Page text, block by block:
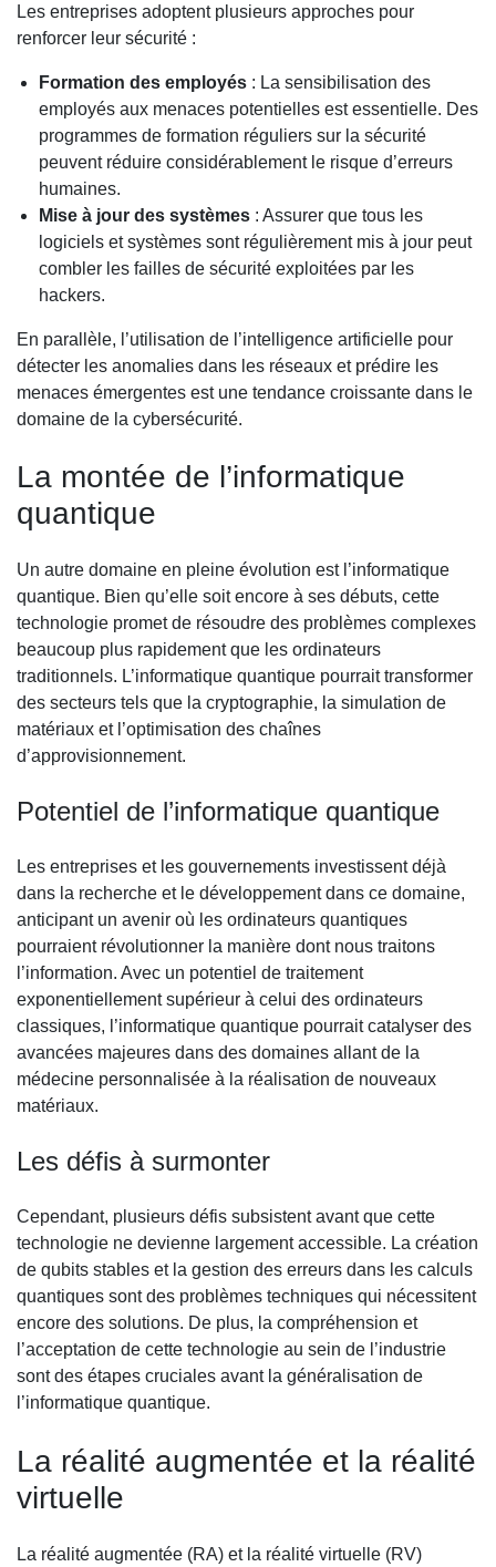
Les entreprises adoptent plusieurs approches pour
renforcer leur sécurité :
Formation des employés : La sensibilisation des
employés aux menaces potentielles est essentielle. Des
programmes de formation réguliers sur la sécurité
peuvent réduire considérablement le risque d’erreurs
humaines.
Mise à jour des systèmes : Assurer que tous les
logiciels et systèmes sont régulièrement mis à jour peut
combler les failles de sécurité exploitées par les
hackers.
En parallèle, l’utilisation de l’intelligence artificielle pour
détecter les anomalies dans les réseaux et prédire les
menaces émergentes est une tendance croissante dans le
domaine de la cybersécurité.
La montée de l’informatique
quantique
Un autre domaine en pleine évolution est l’informatique
quantique. Bien qu’elle soit encore à ses débuts, cette
technologie promet de résoudre des problèmes complexes
beaucoup plus rapidement que les ordinateurs
traditionnels. L’informatique quantique pourrait transformer
des secteurs tels que la cryptographie, la simulation de
matériaux et l’optimisation des chaînes
d’approvisionnement.
Potentiel de l’informatique quantique
Les entreprises et les gouvernements investissent déjà
dans la recherche et le développement dans ce domaine,
anticipant un avenir où les ordinateurs quantiques
pourraient révolutionner la manière dont nous traitons
l’information. Avec un potentiel de traitement
exponentiellement supérieur à celui des ordinateurs
classiques, l’informatique quantique pourrait catalyser des
avancées majeures dans des domaines allant de la
médecine personnalisée à la réalisation de nouveaux
matériaux.
Les défis à surmonter
Cependant, plusieurs défis subsistent avant que cette
technologie ne devienne largement accessible. La création
de qubits stables et la gestion des erreurs dans les calculs
quantiques sont des problèmes techniques qui nécessitent
encore des solutions. De plus, la compréhension et
l’acceptation de cette technologie au sein de l’industrie
sont des étapes cruciales avant la généralisation de
l’informatique quantique.
La réalité augmentée et la réalité
virtuelle
La réalité augmentée (RA) et la réalité virtuelle (RV)